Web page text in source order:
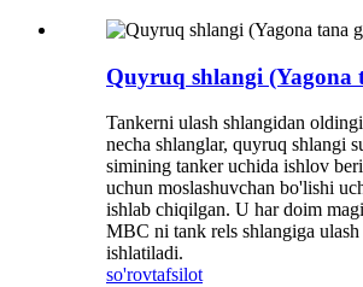
Quyruq shlangi (Yagona
Tankerni ulash shlangidan
necha shlanglar, quyruq shlangi
simining tanker uchida ishlov
uchun moslashuvchan bo'lishi
ishlab chiqilgan. U har doim
MBC ni tank rels shlangiga ulash
ishlatiladi.
so'rovtafsilot